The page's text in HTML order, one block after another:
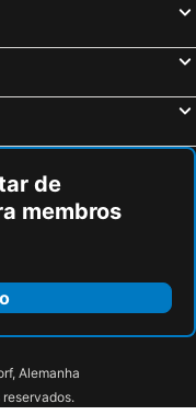
de
membros
Alemanha